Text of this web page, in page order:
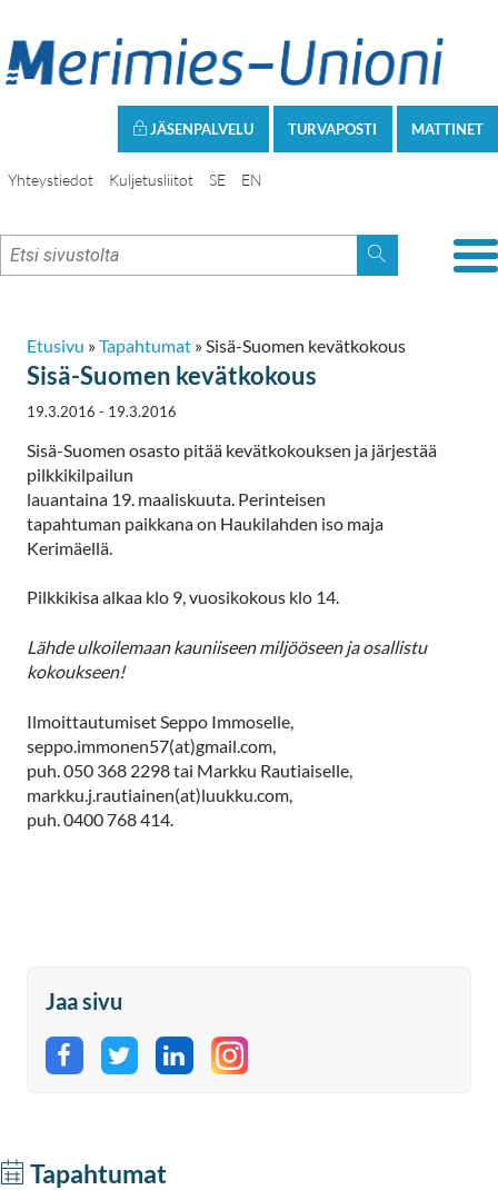
MATTINET
TURVAPOSTI
JÄSENPALVELU
Yhteystiedot Kuljetusliitot SE EN
Etusivu »Tapahtumat » Sisä-Suomen kevätkokous
Sisä-Suomen kevätkokous
19.3.2016 - 19.3.2016
Sisä-Suomen osasto pitää kevätkokouksen ja järjestää
pilkkikilpailun
lauantaina 19. maaliskuuta. Perinteisen
tapahtuman paikkana on Haukilahden iso maja
Kerimäellä.
Pilkkikisa alkaa klo 9, vuosikokous klo 14.
Lähde ulkoilemaan kauniiseen miljööseen ja osallistu
kokoukseen!
Ilmoittautumiset Seppo Immoselle,
seppo.immonen57(at)gmail.com,
puh. 050 368 2298 tai Markku Rautiaiselle,
markku.j.rautiainen(at)luukku.com,
puh. 0400 768 414.
Jaa sivu
Jaa Facebookissa
Jaa Twitterissä
Jaa LinkedInissä
Tapahtumat